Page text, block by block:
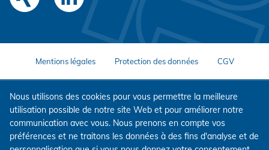
Mentions légales Protection des données CGV
Nous utilisons des cookies pour vous permettre la meilleure
utilisation possible de notre site Web et pour améliorer notre
communication avec vous. Nous prenons en compte vos
préférences et ne traitons les données à des fins d'analyse et de